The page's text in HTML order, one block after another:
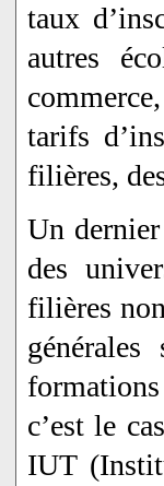
taux
autres
tarifs
filières,
Un
des
filières
c’est le
IUT